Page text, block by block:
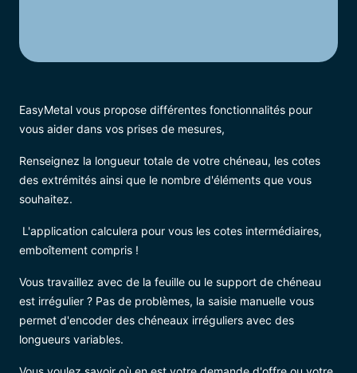
EasyMetal vous propose différentes fonctionnalités pour
vous aider dans vos prises de mesures,
Renseignez la longueur totale de votre chéneau, les cotes
des extrémités ainsi que le nombre d'éléments que vous
souhaitez.
L'application calculera pour vous les cotes intermédiaires,
emboîtement compris !
Vous travaillez avec de la feuille ou le support de chéneau
est irrégulier ? Pas de problèmes, la saisie manuelle vous
permet d'encoder des chéneaux irréguliers avec des
longueurs variables.